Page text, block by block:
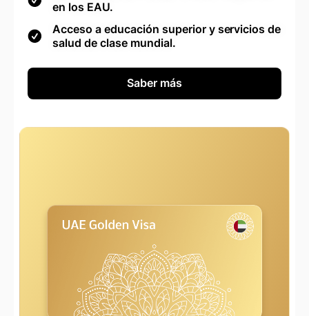
en los EAU.
Acceso a educación superior y servicios de
salud de clase mundial.
Saber más